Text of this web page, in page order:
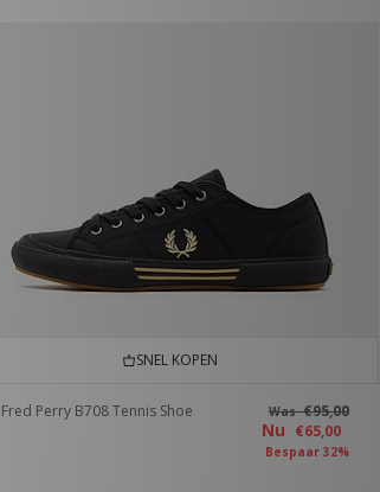
SNEL KOPEN
Fred Perry B708 Tennis Shoe Was€95,00
Nu €65,00
Bespaar 32%